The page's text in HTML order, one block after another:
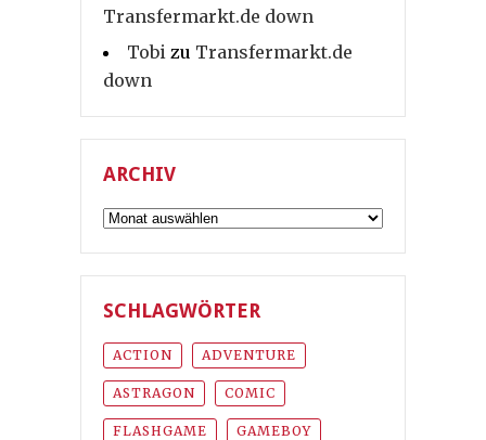
Transfermarkt.de down
Tobi zu Transfermarkt.de
down
ARCHIV
Archiv
SCHLAGWÖRTER
ACTION ADVENTURE
ASTRAGON COMIC
FLASHGAME GAMEBOY